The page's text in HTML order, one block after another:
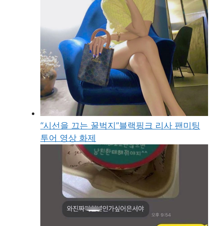
“시선을 끄는 꿀벅지”블랙핑크 리사 팬미팅
투어 영상 화제